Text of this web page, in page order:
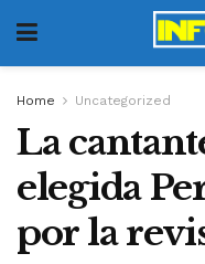
Home Uncategorized
La
elegida
por la